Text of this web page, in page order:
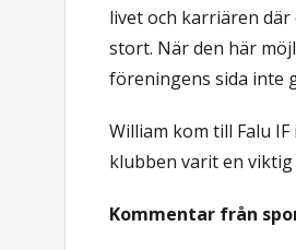
livet och karriären
stort. När den här
föreningens sida inte
William kom till Falu
klubben varit en
Kommentar från